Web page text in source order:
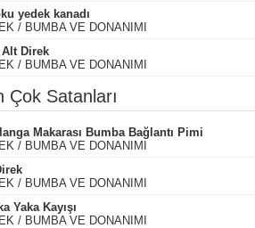
yedek kanadı
/ BUMBA VE DONANIMI
Alt Direk
/ BUMBA VE DONANIMI
Çok Satanları
Makarası Bumba Bağlantı Pimi
/ BUMBA VE DONANIMI
/ BUMBA VE DONANIMI
Yaka Kayışı
/ BUMBA VE DONANIMI